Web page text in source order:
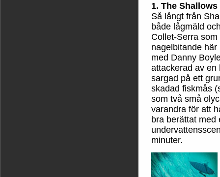
1. The Shallows
Så långt från
både lågmäld
Collet-Serra
nagelbitande
med Danny
attackerad av en
sargad på ett
skadad fiskmås
som två små
varandra för att
bra berättat med
minuter.